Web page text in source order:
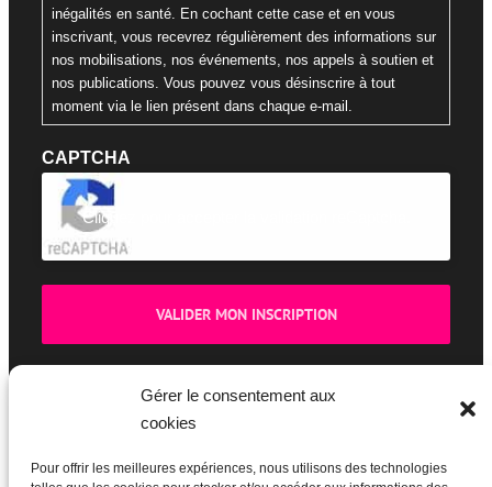
Gérer le consentement aux
cookies
Pour offrir les meilleures expériences, nous utilisons des technologies
inégalités en santé. En cochant cette case et en vous
inscrivant, vous recevrez régulièrement des informations sur
nos mobilisations, nos événements, nos appels à soutien et
nos publications. Vous pouvez vous désinscrire à tout
moment via le lien présent dans chaque e-mail.
CAPTCHA
Cliquez pour accepter la validation reCaptcha.